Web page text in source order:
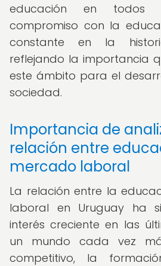
educación en todos
compromiso con la
constante en la
reflejando la importancia
este ámbito para el
sociedad.
Importancia de
relación entre
mercado laboral
La relación entre la
laboral en Uruguay ha
interés creciente en las
un mundo cada vez
competitivo, la